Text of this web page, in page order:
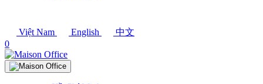
Việt Nam English
中文
0